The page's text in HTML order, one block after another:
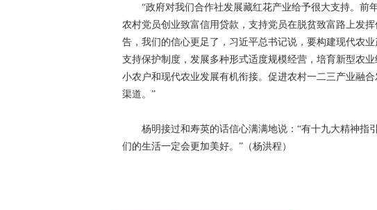
“政府对我们合作社发展藏红花产业给予很大支持。前
农村党员创业致富信用贷款，支持党员在脱贫致富路上发
告，我们的信心更足了，习近平总书记说，要构建现代农
支持保护制度，发展多种形式适度规模经营，培育新型农
小农户和现代农业发展有机衔接。促进农村一二三产业融
渠道。”
杨明接过和寿英的话信心满满地说：“有十九大精神指
们的生活一定会更加美好。”（杨洪程）